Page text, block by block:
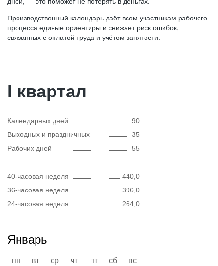
Производственный календарь даёт всем участникам рабочего
процесса единые ориентиры и снижает риск ошибок,
связанных с оплатой труда и учётом занятости.
I квартал
Календарных дней
90
Выходных и праздничных
35
Рабочих дней
55
40-часовая неделя
440,0
36-часовая неделя
396,0
24-часовая неделя
264,0
Январь
пн вт ср чт пт сб
вс